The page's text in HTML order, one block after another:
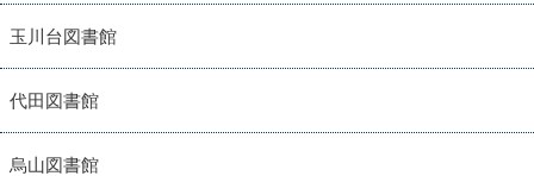
玉川台図書館
代田図書館
烏山図書館